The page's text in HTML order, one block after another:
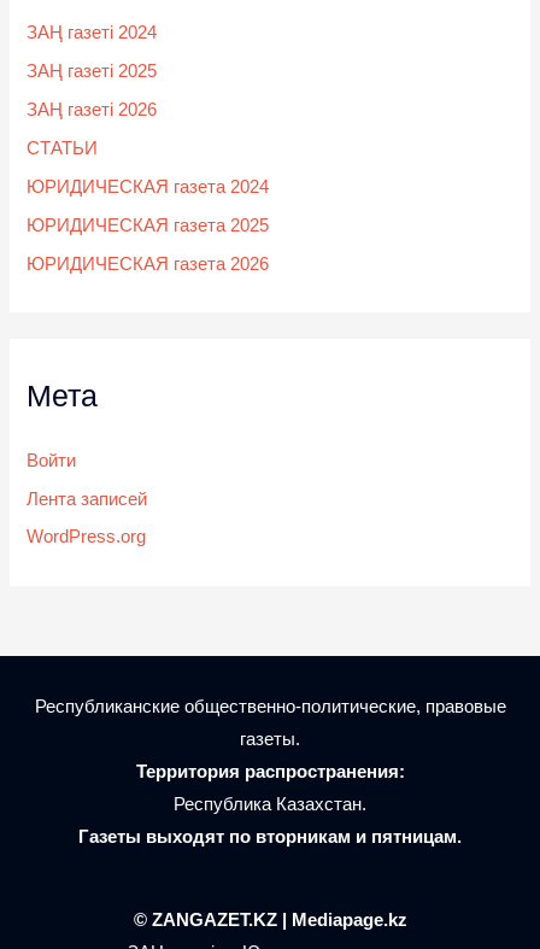
ЗАҢ газеті 2024
ЗАҢ газеті 2025
ЗАҢ газеті 2026
СТАТЬИ
ЮРИДИЧЕСКАЯ газета 2024
ЮРИДИЧЕСКАЯ газета 2025
ЮРИДИЧЕСКАЯ газета 2026
Мета
Войти
Лента записей
WordPress.org
Республиканские общественно-политические, правовые
газеты.
Территория распространения:
Республика Казахстан.
Газеты выходят по вторникам и пятницам.
© ZANGAZET.KZ | Mediapage.kz